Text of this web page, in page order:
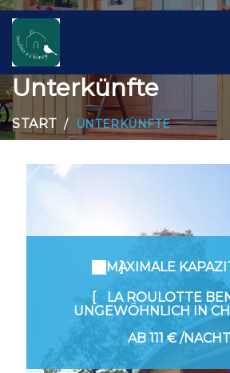
Unterkünfte
START UNTERKÜNFTE
MAXIMALE
LA ROULOTTE
UNGEWÖHNLICH IN
AB 111 €/NACHT